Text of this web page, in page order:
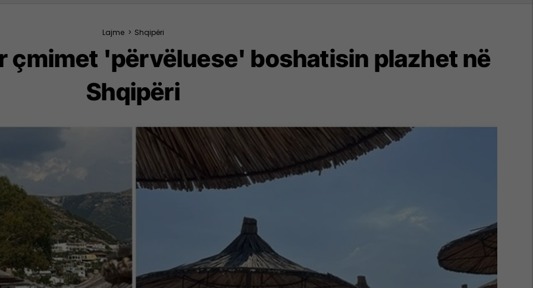
Lajme > Shqipëri
çmimet 'përvëluese' boshatisin plazhet në
Shqipëri